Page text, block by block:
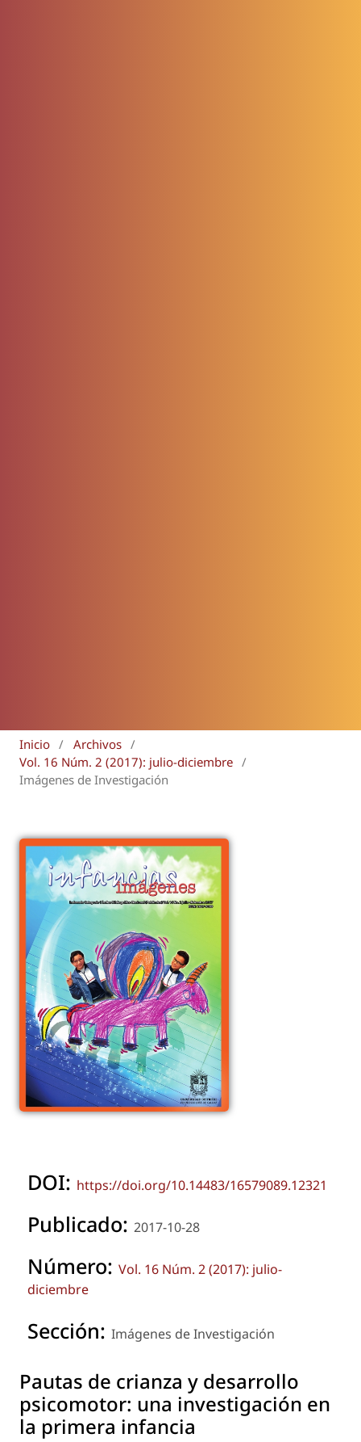
Inicio / Archivos /
Vol. 16 Núm. 2 (2017): julio-diciembre /
Imágenes de Investigación
DOI: https://doi.org/10.14483/16579089.12321
Publicado: 2017-10-28
Número: Vol. 16 Núm. 2 (2017): julio-
diciembre
Sección: Imágenes de Investigación
Pautas de crianza y desarrollo
psicomotor: una investigación en
la primera infancia